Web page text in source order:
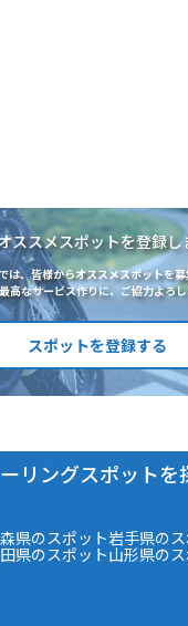
ススメスポットを登録し
は、皆様からオススメスポットを
高なサービス作りに、ご協力よろし
スポットを登録する
リングスポットを
県のスポット岩手県の
県のスポット山形県の